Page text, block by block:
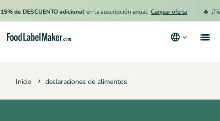
de DESCUENTO adicional en la suscripción anual. Canjear oferta 🔥
Inicio declaraciones de alimentos